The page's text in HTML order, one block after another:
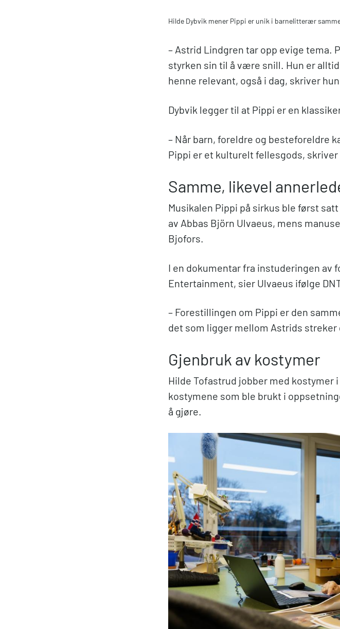
Hilde Dybvik mener Pippi er unik i barnelitterær
– Astrid Lindgren tar opp evige tema.
styrken sin til å være snill. Hun er
henne relevant, også i dag, skriver
Dybvik legger til at Pippi er en
– Når barn, foreldre og besteforeldre
Pippi er et kulturelt fellesgods, skriver
Samme, likevel
Musikalen Pippi på sirkus ble først
av Abbas Björn Ulvaeus, mens
Bjofors.
I en dokumentar fra instuderingen av
Entertainment, sier Ulvaeus ifølge
– Forestillingen om Pippi er den
det som ligger mellom Astrids
Gjenbruk av kostymer
Hilde Tofastrud jobber med
kostymene som ble brukt i
å gjøre.